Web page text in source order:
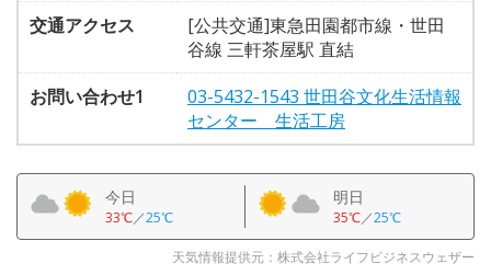
交通アクセス
[公共交通]東急田園都市線・世田
谷線 三軒茶屋駅 直結
お問い合わせ1
03-5432-1543 世田谷文化生活情報
センター 生活工房
今日
33℃／25℃
明日
35℃／25℃
天気情報提供元：株式会社ライフビジネスウェザー